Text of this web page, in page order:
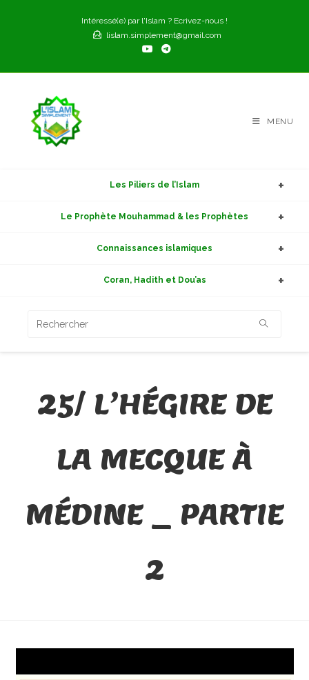
Intéressé(e) par l'Islam ? Ecrivez-nous !
lislam.simplement@gmail.com
MENU
Les Piliers de l’Islam
Le Prophète Mouhammad & les Prophètes
Connaissances islamiques
Coran, Hadith et Dou’as
25/ L’HÉGIRE DE
LA MECQUE À
MÉDINE _ PARTIE
2